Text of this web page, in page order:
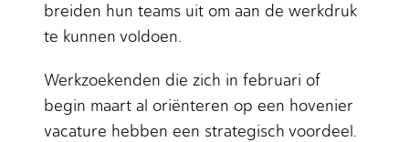
breiden hun teams uit om aan de werkdruk
te kunnen voldoen.
Werkzoekenden die zich in februari of
begin maart al oriënteren op een hovenier
vacature hebben een strategisch voordeel.